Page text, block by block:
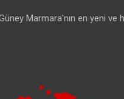
Marmara'nın en yeni ve